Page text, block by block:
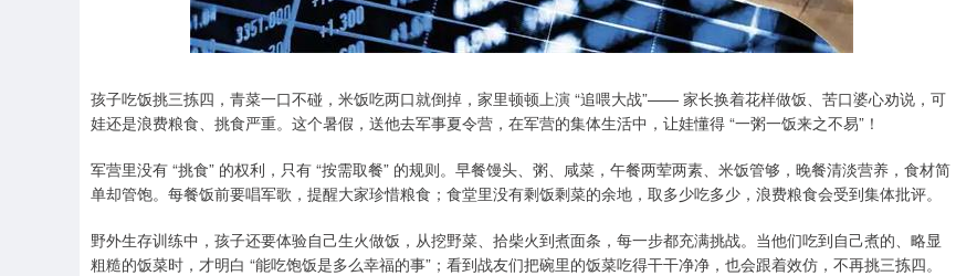
孩子吃饭挑三拣四，青菜一口不碰，米饭吃两口就倒掉，家里顿顿上演 “追喂大战”—— 家长换着花样做饭、苦口婆心劝说，可
娃还是浪费粮食、挑食严重。这个暑假，送他去军事夏令营，在军营的集体生活中，让娃懂得 “一粥一饭来之不易”！
军营里没有 “挑食” 的权利，只有 “按需取餐” 的规则。早餐馒头、粥、咸菜，午餐两荤两素、米饭管够，晚餐清淡营养，食材简
单却管饱。每餐饭前要唱军歌，提醒大家珍惜粮食；食堂里没有剩饭剩菜的余地，取多少吃多少，浪费粮食会受到集体批评。
野外生存训练中，孩子还要体验自己生火做饭，从挖野菜、拾柴火到煮面条，每一步都充满挑战。当他们吃到自己煮的、略显
粗糙的饭菜时，才明白 “能吃饱饭是多么幸福的事”；看到战友们把碗里的饭菜吃得干干净净，也会跟着效仿，不再挑三拣四。